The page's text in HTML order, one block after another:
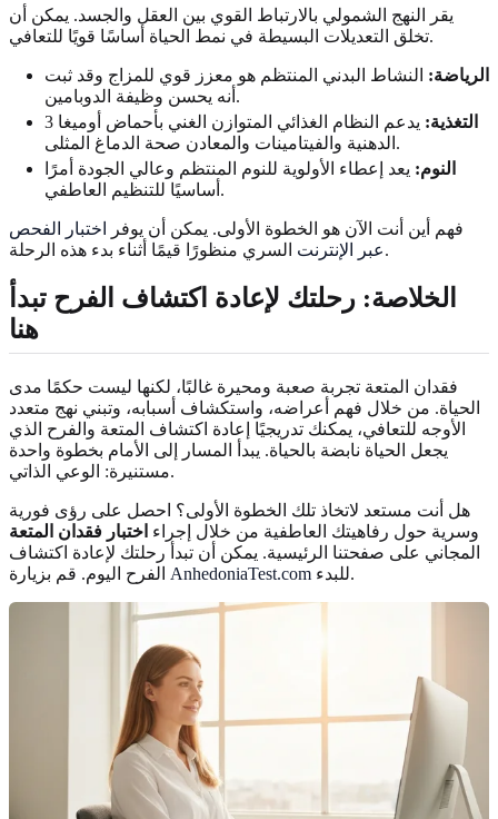
يقر النهج الشمولي بالارتباط القوي بين العقل والجسد. يمكن أن
تخلق التعديلات البسيطة في نمط الحياة أساسًا قويًا للتعافي.
الرياضة: النشاط البدني المنتظم هو معزز قوي للمزاج وقد ثبت
أنه يحسن وظيفة الدوبامين.
التغذية:
يدعم النظام الغذائي المتوازن الغني بأحماض أوميغا 3
الدهنية والفيتامينات والمعادن صحة الدماغ المثلى.
النوم: يعد إعطاء الأولوية للنوم المنتظم وعالي الجودة أمرًا
أساسيًا للتنظيم العاطفي.
فهم أين أنت الآن هو الخطوة الأولى. يمكن أن يوفر
اختبار الفحص
عبر الإنترنتالسري منظورًا قيمًا أثناء بدء هذه الرحلة.
الخلاصة: رحلتك لإعادة اكتشاف الفرح تبدأ
هنا
فقدان المتعة تجربة صعبة ومحيرة غالبًا، لكنها ليست حكمًا مدى
الحياة. من خلال فهم أعراضه، واستكشاف أسبابه، وتبني نهج متعدد
الأوجه للتعافي، يمكنك تدريجيًا إعادة اكتشاف المتعة والفرح الذي
يجعل الحياة نابضة بالحياة. يبدأ المسار إلى الأمام بخطوة واحدة
مستنيرة: الوعي الذاتي.
هل أنت مستعد لاتخاذ تلك الخطوة الأولى؟ احصل على رؤى فورية
وسرية حول رفاهيتك العاطفية من خلال إجراء اختبار فقدان المتعة
المجاني على صفحتنا الرئيسية. يمكن أن تبدأ رحلتك لإعادة اكتشاف
AnhedoniaTest.com للبدء.